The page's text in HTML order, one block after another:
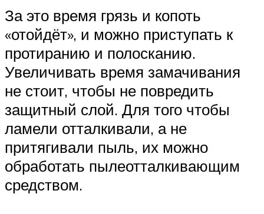
За это время грязь и копоть
«отойдёт», и можно приступать к
протиранию и полосканию.
Увеличивать время замачивания
не стоит, чтобы не повредить
защитный слой. Для того чтобы
ламели отталкивали, а не
притягивали пыль, их можно
обработать пылеотталкивающим
средством.